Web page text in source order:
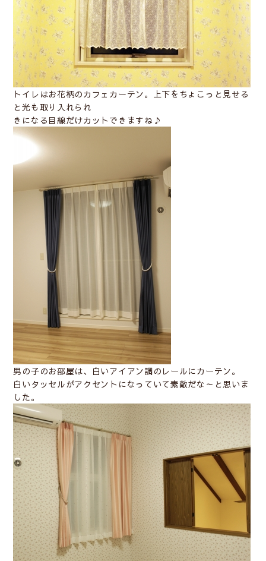
トイレはお花柄のカフェカーテン。上下をちょこっと見せる
と光も取り入れられ
きになる目線だけカットできますね♪
男の子のお部屋は、白いアイアン調のレールにカーテン。
白いタッセルがアクセントになっていて素敵だな～と思いま
した。